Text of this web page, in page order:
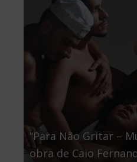
“Para Não Gritar –
obra de Caio